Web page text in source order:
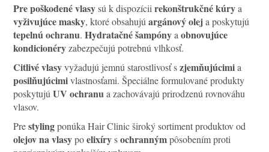
Pre poškodené vlasysú k dispozícii rekonštrukčné kúrya
vyživujúce masky, ktoré obsahujú argánový oleja poskytujú
tepelnú ochranu. Hydratačné šampónya obnovujúce
kondicionéryzabezpečujú potrebnú vlhkosť.
Citlivé vlasyvyžadujú jemnú starostlivosť szjemňujúcimia
posilňujúcimivlastnosťami. Špeciálne formulované produkty
poskytujú UV ochranu a zachovávajú prirodzenú rovnováhu
vlasov.
Prestylingponúka Hair Clinic široký sortiment produktov od
olejov na vlasypoelixírysochrannýmpôsobením proti